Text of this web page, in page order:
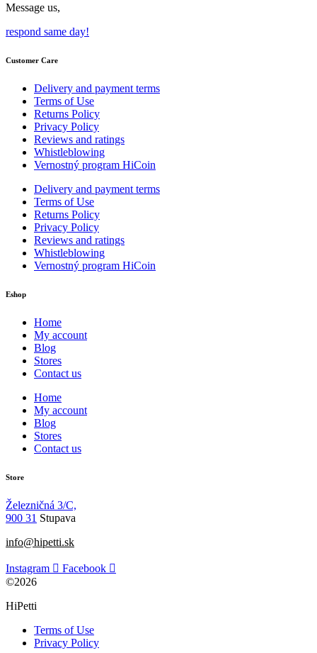
Message us,
respond same day!
Customer Care
Delivery and payment terms
Terms of Use
Returns Policy
Privacy Policy
Reviews and ratings
Whistleblowing
Vernostný program HiCoin
Delivery and payment terms
Terms of Use
Returns Policy
Privacy Policy
Reviews and ratings
Whistleblowing
Vernostný program HiCoin
Eshop
Home
My account
Blog
Stores
Contact us
Home
My account
Blog
Stores
Contact us
Store
Železničná 3/C,
900 31 Stupava
info@hipetti.sk
Instagram
Facebook
©2026
HiPetti
Terms of Use
Privacy Policy